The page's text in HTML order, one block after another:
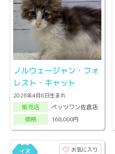
ノルウェージャン・フォ
レスト・キャット
2026年4月8日生まれ
販売店
ペッツワン佐倉店
価格
168,000円
お気に入り